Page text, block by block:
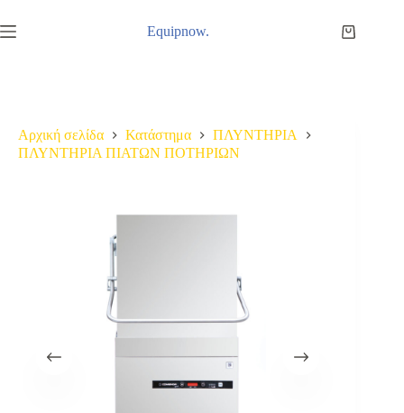
στο
περιεχόμενο
Equipnow.
Καλάθι
Αρχική σελίδα Κατάστημα
ΠΛΥΝΤΗΡΙΑ
ΠΛΥΝΤΗΡΙΑ ΠΙΑΤΩΝ ΠΟΤΗΡΙΩΝ